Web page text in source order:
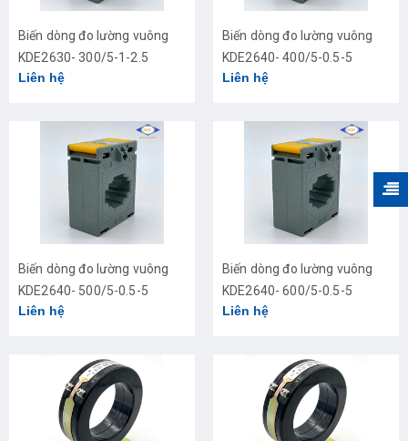
Biến dòng đo lường vuông
KDE2630- 300/5-1-2.5
Liên hệ
Biến dòng đo lường vuông
KDE2640- 400/5-0.5-5
Liên hệ
Biến dòng đo lường vuông
KDE2640- 500/5-0.5-5
Liên hệ
Biến dòng đo lường vuông
KDE2640- 600/5-0.5-5
Liên hệ